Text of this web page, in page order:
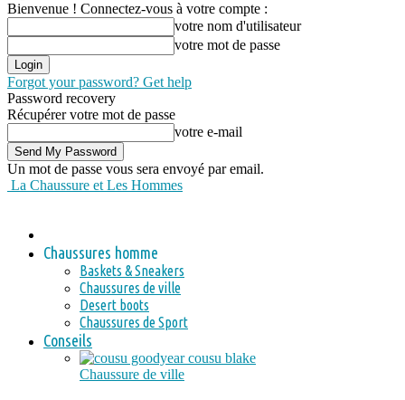
Bienvenue ! Connectez-vous à votre compte :
votre nom d'utilisateur
votre mot de passe
Forgot your password? Get help
Password recovery
Récupérer votre mot de passe
votre e-mail
Un mot de passe vous sera envoyé par email.
La Chaussure et Les Hommes
Chaussures homme
Baskets & Sneakers
Chaussures de ville
Desert boots
Chaussures de Sport
Conseils
Chaussure de ville